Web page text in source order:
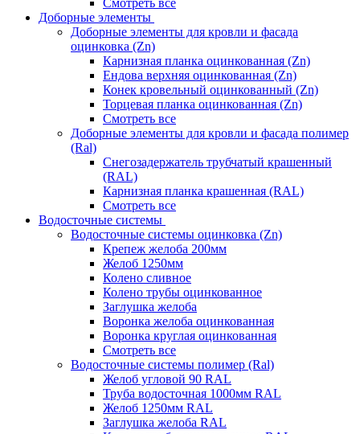
Смотреть все
Доборные элементы
Доборные элементы для кровли и фасада
оцинковка (Zn)
Карнизная планка оцинкованная (Zn)
Ендова верхняя оцинкованная (Zn)
Конек кровельный оцинкованный (Zn)
Торцевая планка оцинкованная (Zn)
Смотреть все
Доборные элементы для кровли и фасада полимер
(Ral)
Снегозадержатель трубчатый крашенный
(RAL)
Карнизная планка крашенная (RAL)
Смотреть все
Водосточные системы
Водосточные системы оцинковка (Zn)
Крепеж желоба 200мм
Желоб 1250мм
Колено сливное
Колено трубы оцинкованное
Заглушка желоба
Воронка желоба оцинкованная
Воронка круглая оцинкованная
Смотреть все
Водосточные системы полимер (Ral)
Желоб угловой 90 RAL
Труба водосточная 1000мм RAL
Желоб 1250мм RAL
Заглушка желоба RAL